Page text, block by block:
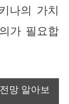
나의 가치
가 필요합
망 알아보